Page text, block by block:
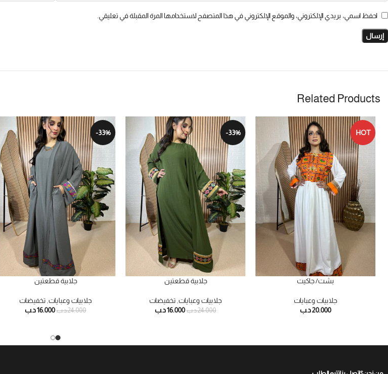
احفظ اسمي، بريدي الإلكتروني، والموقع الإلكتروني في هذا المتصفح لاستخدامها المرة المقبلة في تعليقي.
Related Products
HOT
بشت/ جاكيت
جلابيات وعبايات
20.000د.ب
-33%
جلابية قطعتين
جلابيات وعبايات تخفيضات
24.000د.ب 16.000د.ب
-33%
جلابية قطعتين
جلابيات وعبايات تخفيضات
24.000د.ب 16.000د.ب